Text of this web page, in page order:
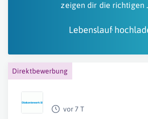
zeigen dir die richtigen
Lebenslauf
Direktbewerbung
vor 7 T